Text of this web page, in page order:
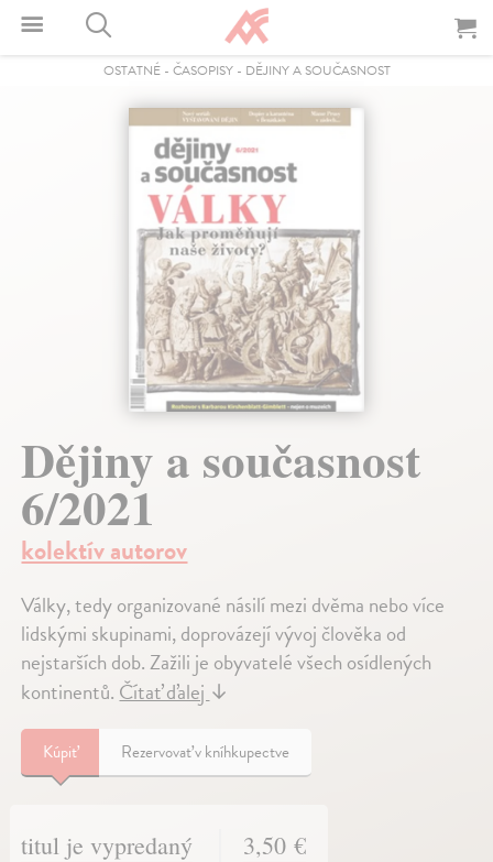
OSTATNÉ- ČASOPISY- DĚJINY A SOUČASNOST
Dějiny a současnost
6/2021
kolektív autorov
Války, tedy organizované násilí mezi dvěma nebo více
lidskými skupinami, doprovázejí vývoj člověka od
nejstarších dob. Zažili je obyvatelé všech osídlených
kontinentů.Čítať ďalej↓
Kúpiť Rezervovať v kníhkupectve
titul je vypredaný 3,50 €